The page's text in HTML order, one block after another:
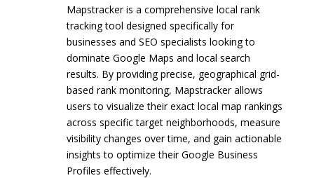
Mapstracker is a comprehensive local rank
tracking tool designed specifically for
businesses and SEO specialists looking to
dominate Google Maps and local search
results. By providing precise, geographical grid-
based rank monitoring, Mapstracker allows
users to visualize their exact local map rankings
across specific target neighborhoods, measure
visibility changes over time, and gain actionable
insights to optimize their Google Business
Profiles effectively.